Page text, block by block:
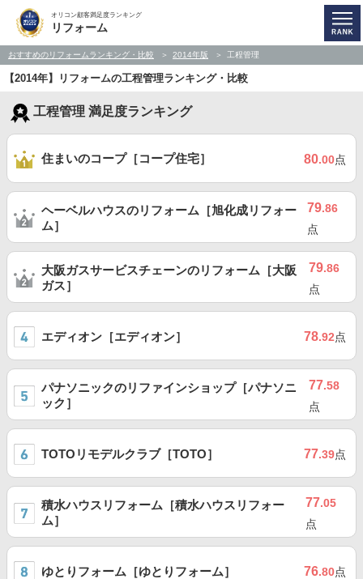
オリコン顧客満足度ランキング
リフォーム
おすすめのリフォームランキング・比較 2014年版 工程管理
【2014年】リフォームの工程管理ランキング・比較
工程管理 満足度ランキング
住まいのコープ［コープ住宅］ 80.00点
ヘーベルハウスのリフォーム［旭化成リフォー
ム］
79.86
点
大阪ガスサービスチェーンのリフォーム［大阪
ガス］
79.86
点
エディオン［エディオン］ 78.92点
パナソニックのリファインショップ［パナソニ
ック］
77.58
点
TOTOリモデルクラブ［TOTO］ 77.39点
積水ハウスリフォーム［積水ハウスリフォー
ム］
77.05
点
ゆとりフォーム［ゆとりフォーム］ 76.80点